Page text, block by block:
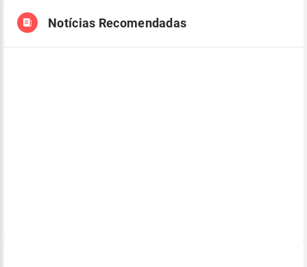
Notícias Recomendadas